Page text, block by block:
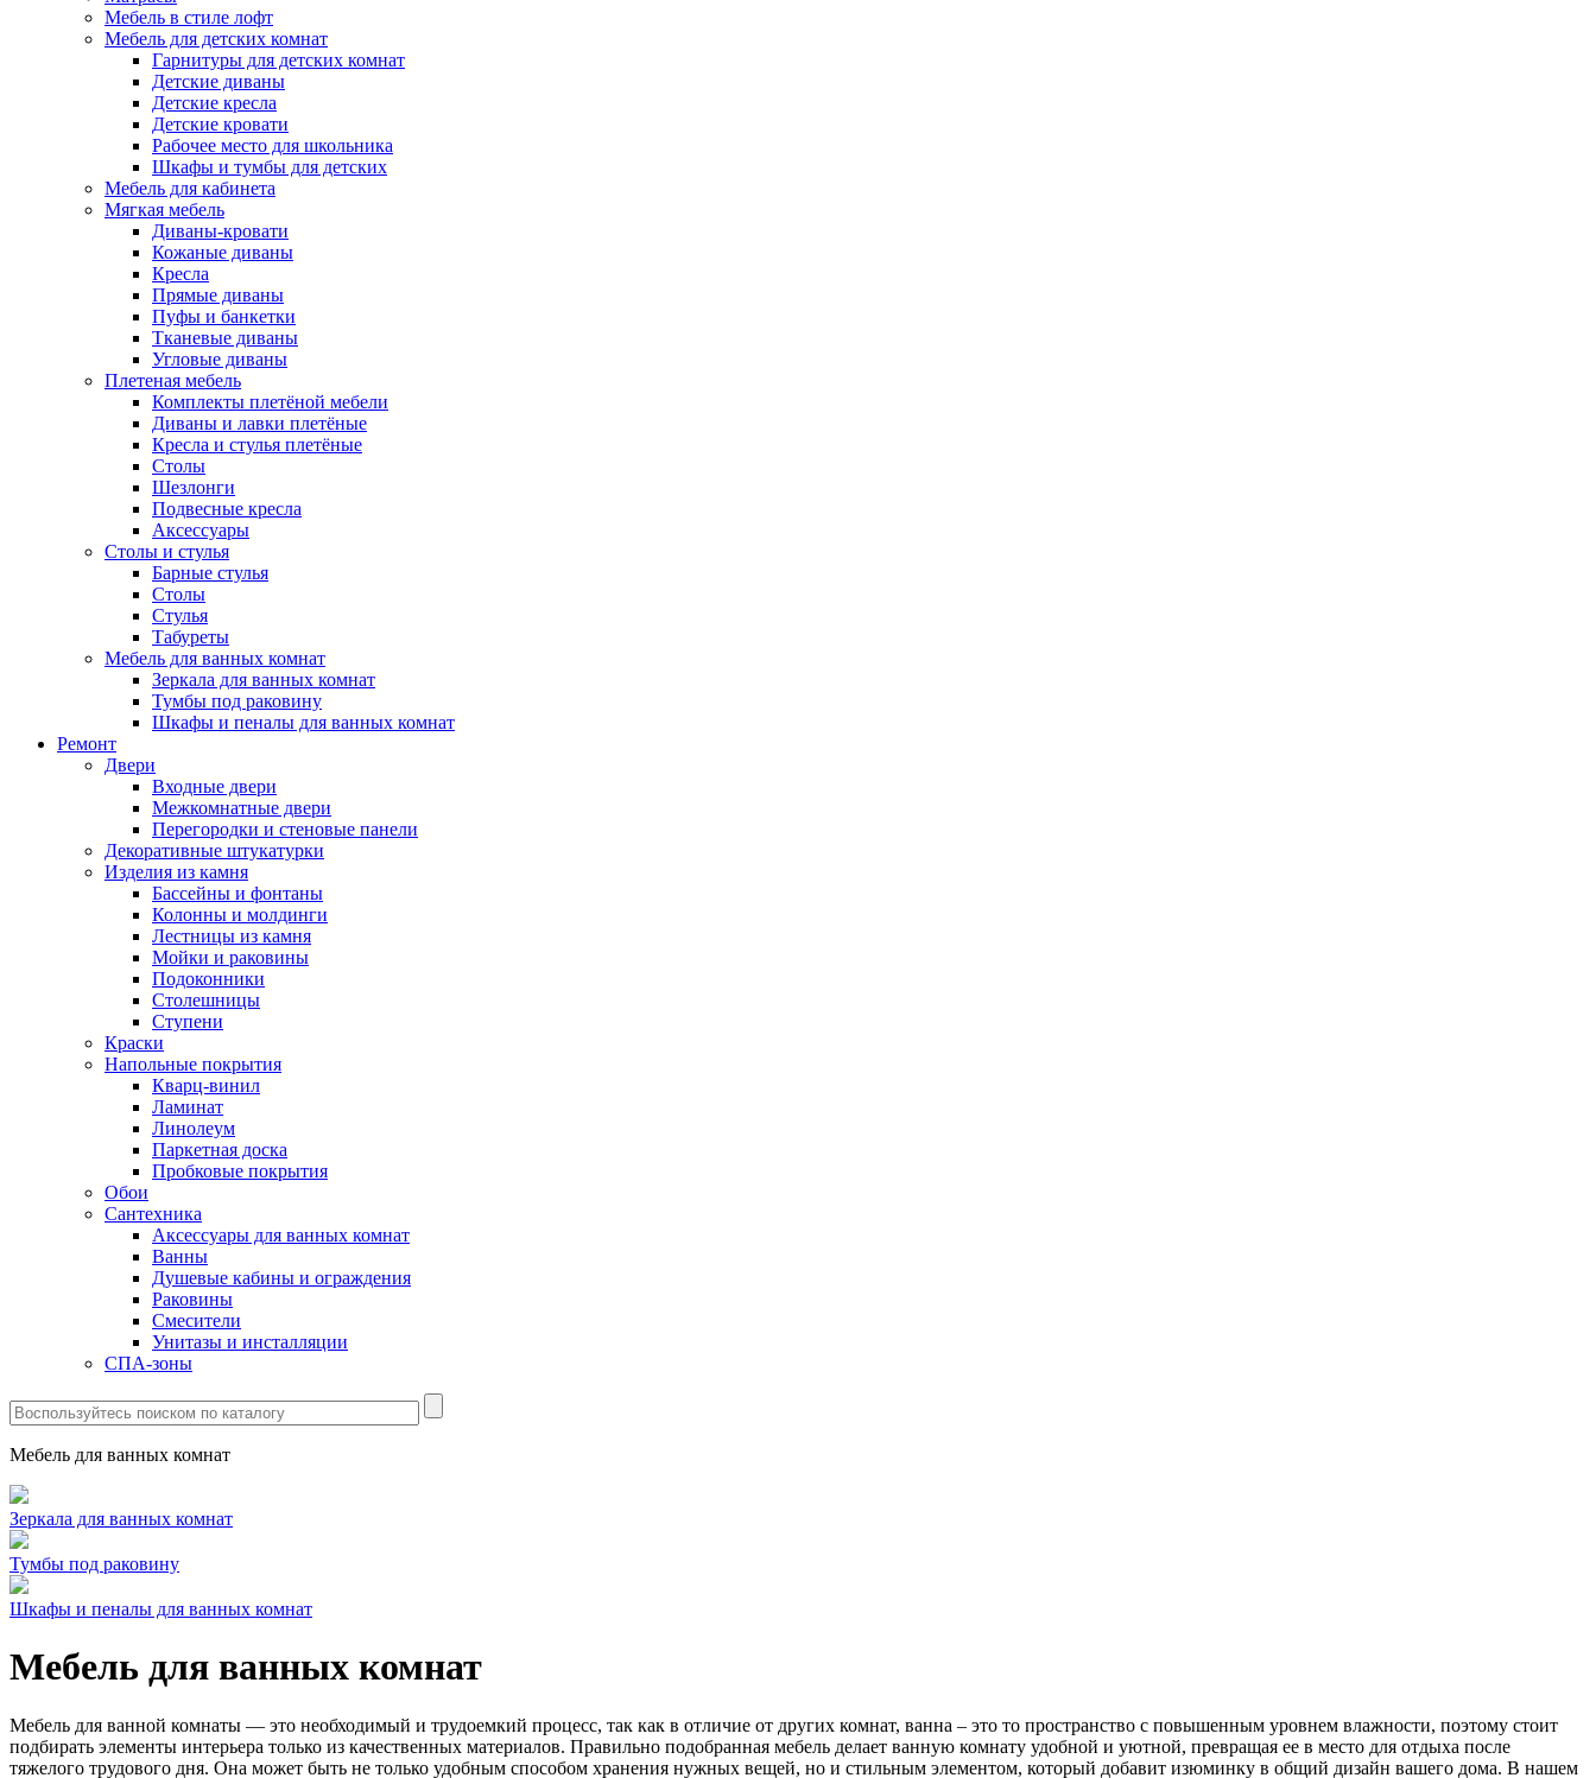
Мебель в стиле лофт
Мебель для детских комнат
Гарнитуры для детских комнат
Детские диваны
Детские кресла
Детские кровати
Рабочее место для школьника
Шкафы и тумбы для детских
Мебель для кабинета
Мягкая мебель
Диваны-кровати
Кожаные диваны
Кресла
Прямые диваны
Пуфы и банкетки
Тканевые диваны
Угловые диваны
Плетеная мебель
Комплекты плетёной мебели
Диваны и лавки плетёные
Кресла и стулья плетёные
Столы
Шезлонги
Подвесные кресла
Аксессуары
Столы и стулья
Барные стулья
Столы
Стулья
Табуреты
Мебель для ванных комнат
Зеркала для ванных комнат
Тумбы под раковину
Шкафы и пеналы для ванных комнат
Ремонт
Двери
Входные двери
Межкомнатные двери
Перегородки и стеновые панели
Декоративные штукатурки
Изделия из камня
Бассейны и фонтаны
Колонны и молдинги
Лестницы из камня
Мойки и раковины
Подоконники
Столешницы
Ступени
Краски
Напольные покрытия
Кварц-винил
Ламинат
Линолеум
Паркетная доска
Пробковые покрытия
Обои
Сантехника
Аксессуары для ванных комнат
Ванны
Душевые кабины и ограждения
Раковины
Смесители
Унитазы и инсталляции
СПА-зоны
Мебель для ванных комнат
Зеркала для ванных комнат
Тумбы под раковину
Шкафы и пеналы для ванных комнат
Мебель для ванных комнат
Мебель для ванной комнаты — это необходимый и трудоемкий процесс, так как в отличие от других комнат, ванна – это то пространство с повышенным уровнем влажности, поэтому стоит
подбирать элементы интерьера только из качественных материалов. Правильно подобранная мебель делает ванную комнату удобной и уютной, превращая ее в место для отдыха после
тяжелого трудового дня. Она может быть не только удобным способом хранения нужных вещей, но и стильным элементом, который добавит изюминку в общий дизайн вашего дома. В нашем